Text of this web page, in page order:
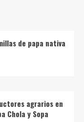
de papa nativa
agrarios en
Chola y Sopa